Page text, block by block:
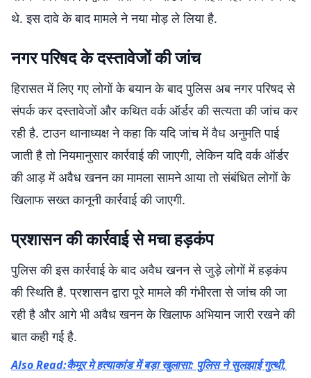
थे. इस दावे के बाद मामले ने नया मोड़ ले लिया है.
नगर परिषद के दस्तावेजों की जांच
हिरासत में लिए गए लोगों के बयान के बाद पुलिस अब नगर परिषद से
संपर्क कर दस्तावेजों और कथित वर्क ऑर्डर की सत्यता की जांच कर
रही है. टाउन थानाध्यक्ष ने कहा कि यदि जांच में वैध अनुमति पाई
जाती है तो नियमानुसार कार्रवाई की जाएगी, लेकिन यदि वर्क ऑर्डर
की आड़ में अवैध खनन का मामला सामने आया तो संबंधित लोगों के
खिलाफ सख्त कानूनी कार्रवाई की जाएगी.
प्रशासन की कार्रवाई से मचा हड़कंप
पुलिस की इस कार्रवाई के बाद अवैध खनन से जुड़े लोगों में हड़कंप
की स्थिति है. प्रशासन द्वारा पूरे मामले की गंभीरता से जांच की जा
रही है और आगे भी अवैध खनन के खिलाफ अभियान जारी रखने की
बात कही गई है.
Also Read:कैमूर मे हत्याकांड में बड़ा खुलासा: पुलिस ने सुलझाई गुत्थी,